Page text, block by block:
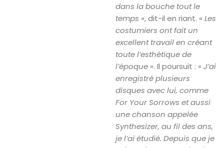
dans la bouche tout le
temps », dit-il en riant. « Les
costumiers ont fait un
excellent travail en créant
toute l’esthétique de
l’époque». Il poursuit : « J’ai
enregistré plusieurs
disques avec lui, comme
For Your Sorrows et aussi
une chanson appelée
Synthesizer, au fil des ans,
je l’ai étudié. Depuis que je